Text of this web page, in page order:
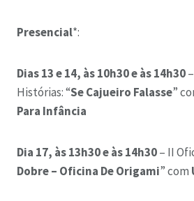
Presencial*:
Dias 13 e 14, às 10h30 e às 14h30
Histórias: “Se Cajueiro Falasse”
Para Infância
Dia 17, às 13h30 e às 14h30– II
Dobre – Oficina De Origami” com